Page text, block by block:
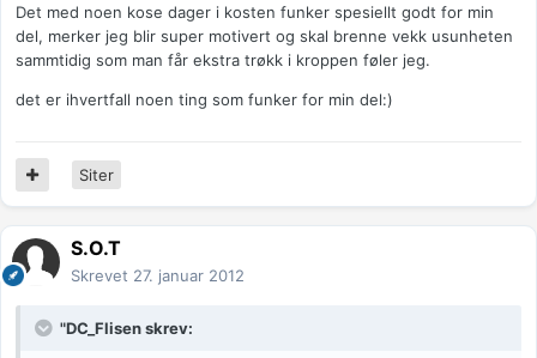
Det med noen kose dager i kosten funker spesiellt godt for min
del, merker jeg blir super motivert og skal brenne vekk usunheten
sammtidig som man får ekstra trøkk i kroppen føler jeg.
det er ihvertfall noen ting som funker for min del:)
Siter
S.O.T
Skrevet 27. januar 2012
"DC_Flisen skrev: